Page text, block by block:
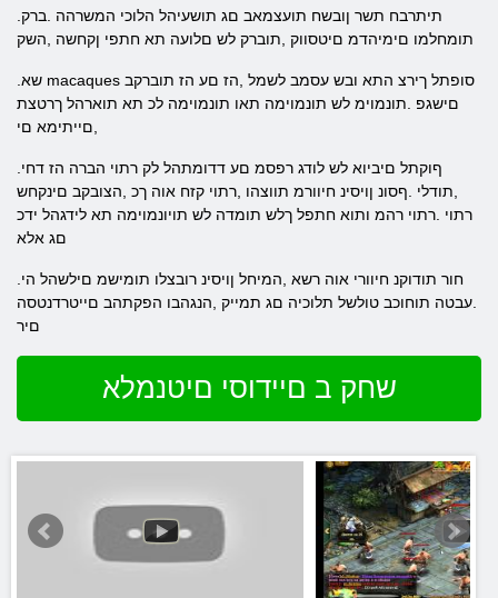
תומחלמו םימיהדמ םיטסווק ,תוברק לש םלועה תא חתפי ןקחשה ,השק
םישגפ .תונמוימ לש תונמוימה תאו תונמוימה לכ תא תוארהל ךרטצת
,םייתימא םי
,תודלי .ףסונ ןויסינ חיוורמ תווצהו ,רתוי קזח אוה ךכ ,הצובקב םינקחש
רתוי .רתוי רהמ ותוא חתפל ךלש תומדה לש תויונמוימה תא לידגהל ידכ
םג אלא
.עבטה תוחוכב טולשל תלוכיה םג תמייק ,הנגהבו הפקתהב םייטרדנטסה
םיר
שחק ב םיידוסי םיטנמלא